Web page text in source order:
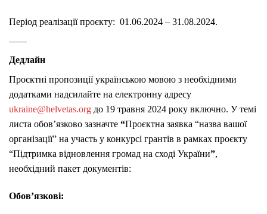
Період реалізації проєкту: 01.06.2024 – 31.08.2024.
Дедлайн
Проєктні пропозиції українською мовою з необхідними
додатками надсилайте на електронну адресу
ukraine@helvetas.org до 19 травня 2024 року включно. У темі
листа обов’язково зазначте “Проєктна заявка “назва вашої
організації” на участь у конкурсі грантів в рамках проєкту
“Підтримка відновлення громад на сході України”,
необхідний пакет документів:
Обов’язкові: